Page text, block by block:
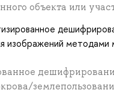
объекта или
изображений методами